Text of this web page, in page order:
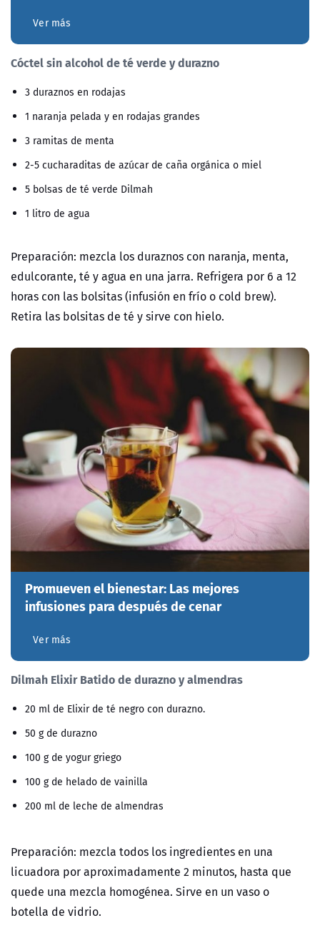
Ver más
Cóctel sin alcohol de té verde y durazno
3 duraznos en rodajas
1 naranja pelada y en rodajas grandes
3 ramitas de menta
2-5 cucharaditas de azúcar de caña orgánica o miel
5 bolsas de té verde Dilmah
1 litro de agua
Preparación: mezcla los duraznos con naranja, menta,
edulcorante, té y agua en una jarra. Refrigera por 6 a 12
horas con las bolsitas (infusión en frío o cold brew).
Retira las bolsitas de té y sirve con hielo.
Promueven el bienestar: Las mejores
infusiones para después de cenar
Ver más
Dilmah Elixir Batido de durazno y almendras
20 ml de Elixir de té negro con durazno.
50 g de durazno
100 g de yogur griego
100 g de helado de vainilla
200 ml de leche de almendras
Preparación: mezcla todos los ingredientes en una
licuadora por aproximadamente 2 minutos, hasta que
quede una mezcla homogénea. Sirve en un vaso o
botella de vidrio.